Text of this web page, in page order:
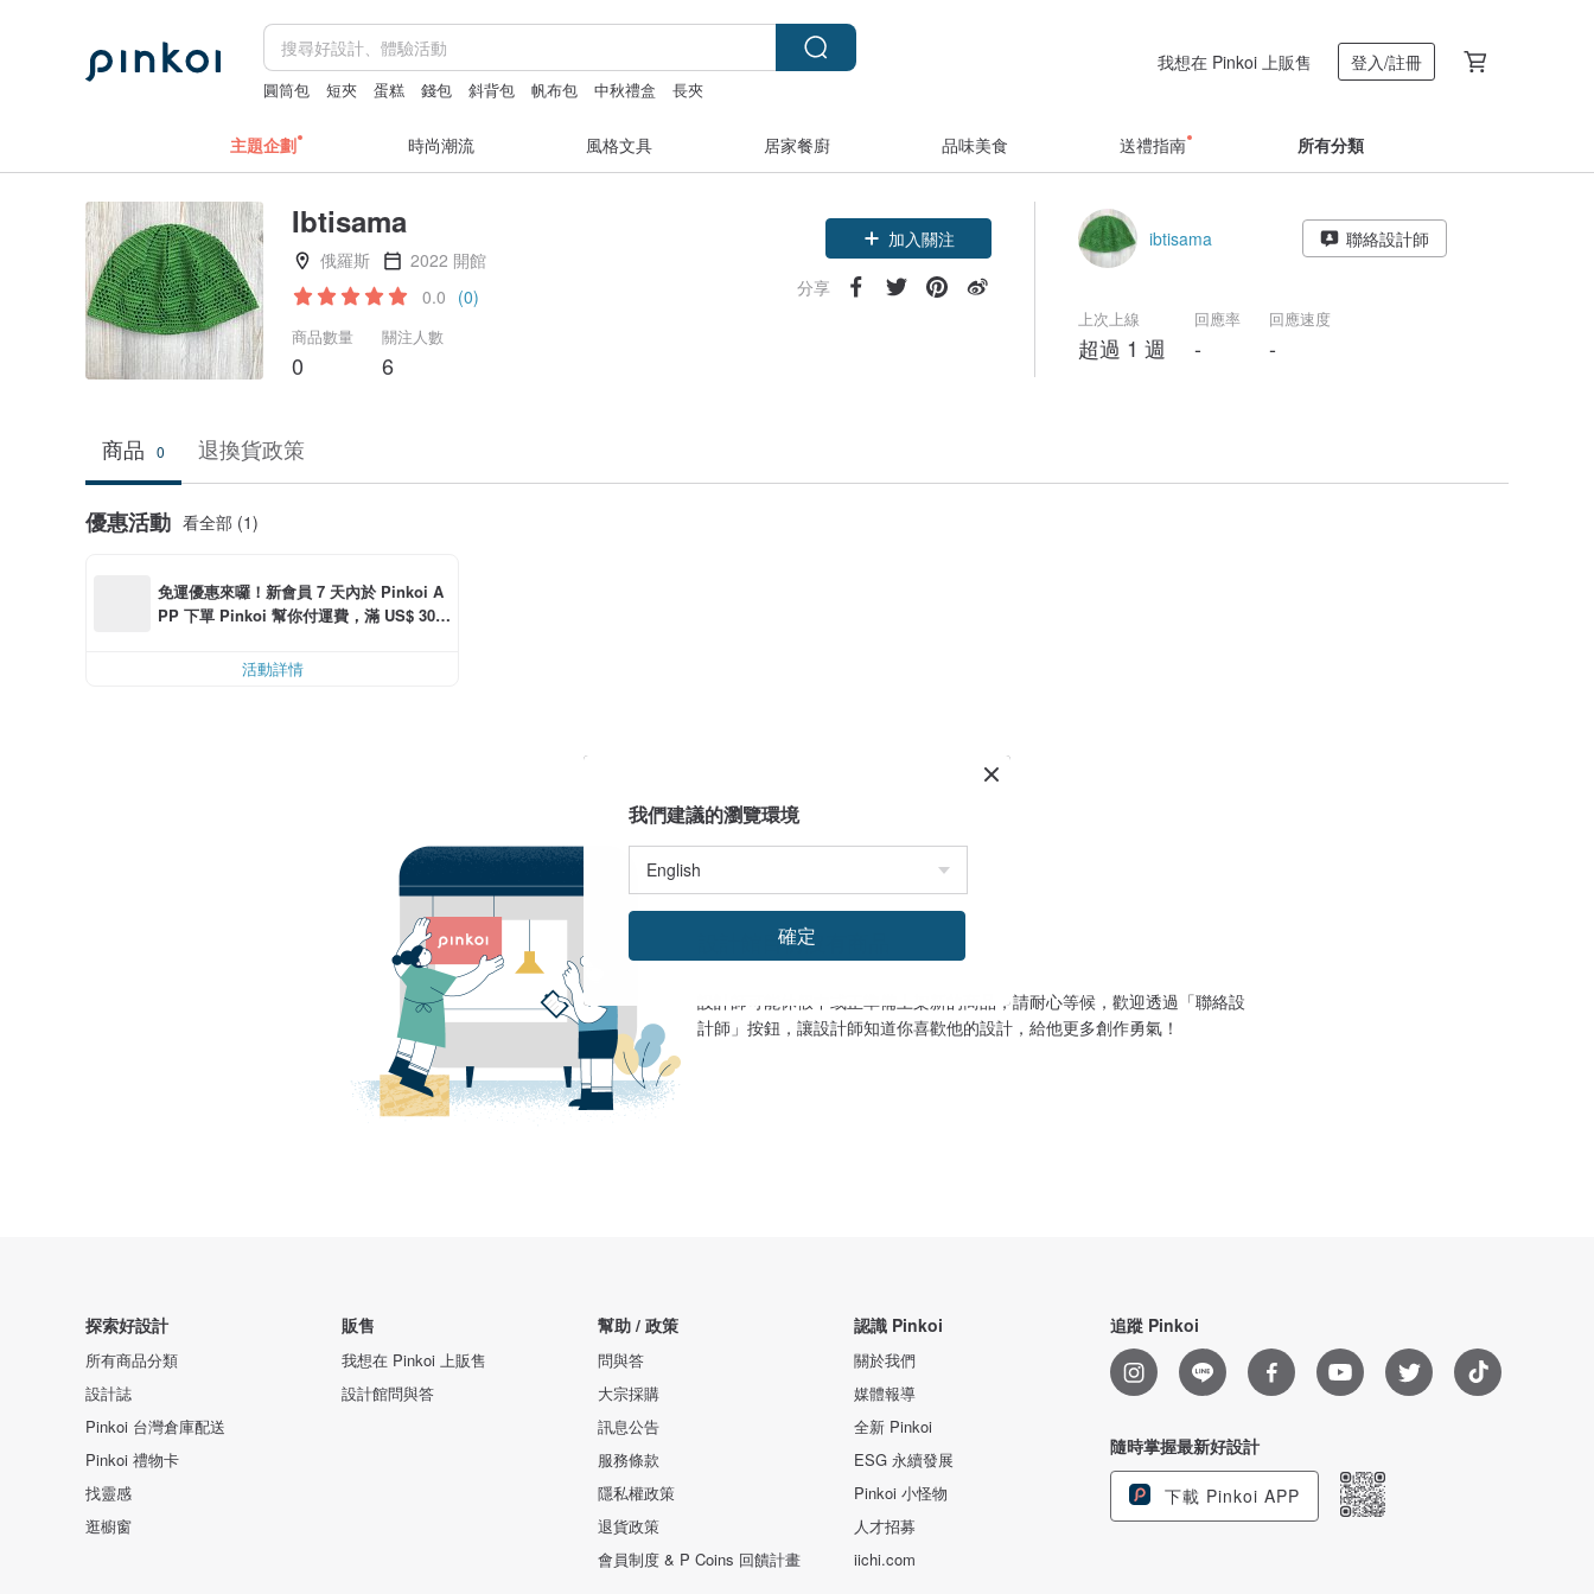
圓筒包 短夾 蛋糕 錢包 斜背包 帆布包 中秋禮盒 長夾
我想在 Pinkoi 上販售 登入/註冊
主題企劃 時尚潮流 風格文具 居家餐廚 品味美食 送禮指南 所有分類
Ibtisama
俄羅斯
2022 開館
0.0 (0)
商品數量
0
關注人數
6
加入關注
分享
ibtisama 聯絡設計師
上次上線
超過 1 週
回應率
-
回應速度
-
商品 0 退換貨政策
優惠活動 看全部 (1)
免運優惠來囉！新會員 7 天內於 Pinkoi A
PP 下單 Pinkoi 幫你付運費，滿 US$ 30.0
活動詳情
設計館目前沒有商品
設計師可能休假中或正準備上架新的商品，請耐心等候，歡迎透過「聯絡設
計師」按鈕，讓設計師知道你喜歡他的設計，給他更多創作勇氣！
探索好設計
所有商品分類
設計誌
Pinkoi 台灣倉庫配送
Pinkoi 禮物卡
找靈感
逛櫥窗
販售
我想在 Pinkoi 上販售
設計館問與答
幫助 / 政策
問與答
大宗採購
訊息公告
服務條款
隱私權政策
退貨政策
會員制度 & P Coins 回饋計畫
認識 Pinkoi
關於我們
媒體報導
全新 Pinkoi
ESG 永續發展
Pinkoi 小怪物
人才招募
iichi.com
追蹤 Pinkoi
隨時掌握最新好設計
下載 Pinkoi APP
我們建議的瀏覽環境
確定